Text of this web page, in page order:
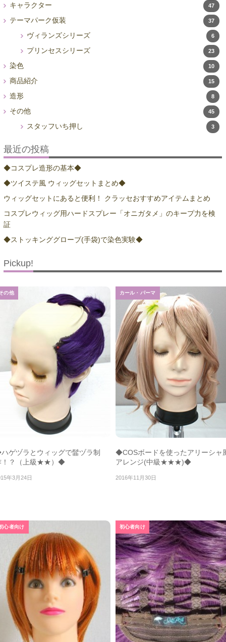
キャラクター 47
テーマパーク仮装 37
ヴィランズシリーズ 6
プリンセスシリーズ 23
染色 10
商品紹介 15
造形 8
その他 45
スタッフいち押し 3
最近の投稿
◆コスプレ造形の基本◆
◆ツイステ風 ウィッグセットまとめ◆
ウィッグセットにあると便利！ クラッセおすすめアイテムまとめ
コスプレウィッグ用ハードスプレー「オニガタメ」のキープ力を検
証
◆ストッキンググローブ(手袋)で染色実験◆
Pickup!
の他
ゲヅラとウィッグで髷ヅラ制
！？（上級★★）◆
年3月24日
カール・パーマ
◆COSボードを使ったアリーシャ
アレンジ(中級★★★)◆
2016年11月30日
心者向け 初心者向け